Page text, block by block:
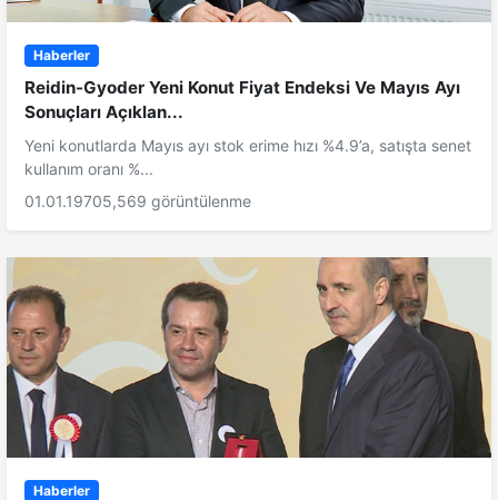
Haberler
Reidin-Gyoder Yeni Konut Fiyat Endeksi Ve Mayıs Ayı
Sonuçları Açıklan...
Yeni konutlarda Mayıs ayı stok erime hızı %4.9’a, satışta senet
kullanım oranı %...
01.01.19705,569 görüntülenme
Haberler